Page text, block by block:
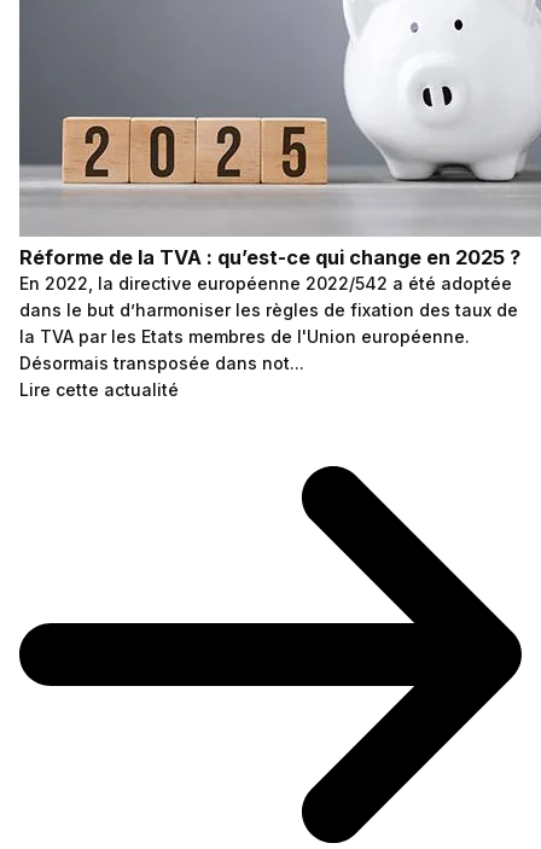
Réforme de la TVA : qu’est-ce qui change en 2025 ?
En 2022, la directive européenne 2022/542 a été adoptée
dans le but d’harmoniser les règles de fixation des taux de
la TVA par les Etats membres de l'Union européenne.
Désormais transposée dans not...
Lire cette actualité